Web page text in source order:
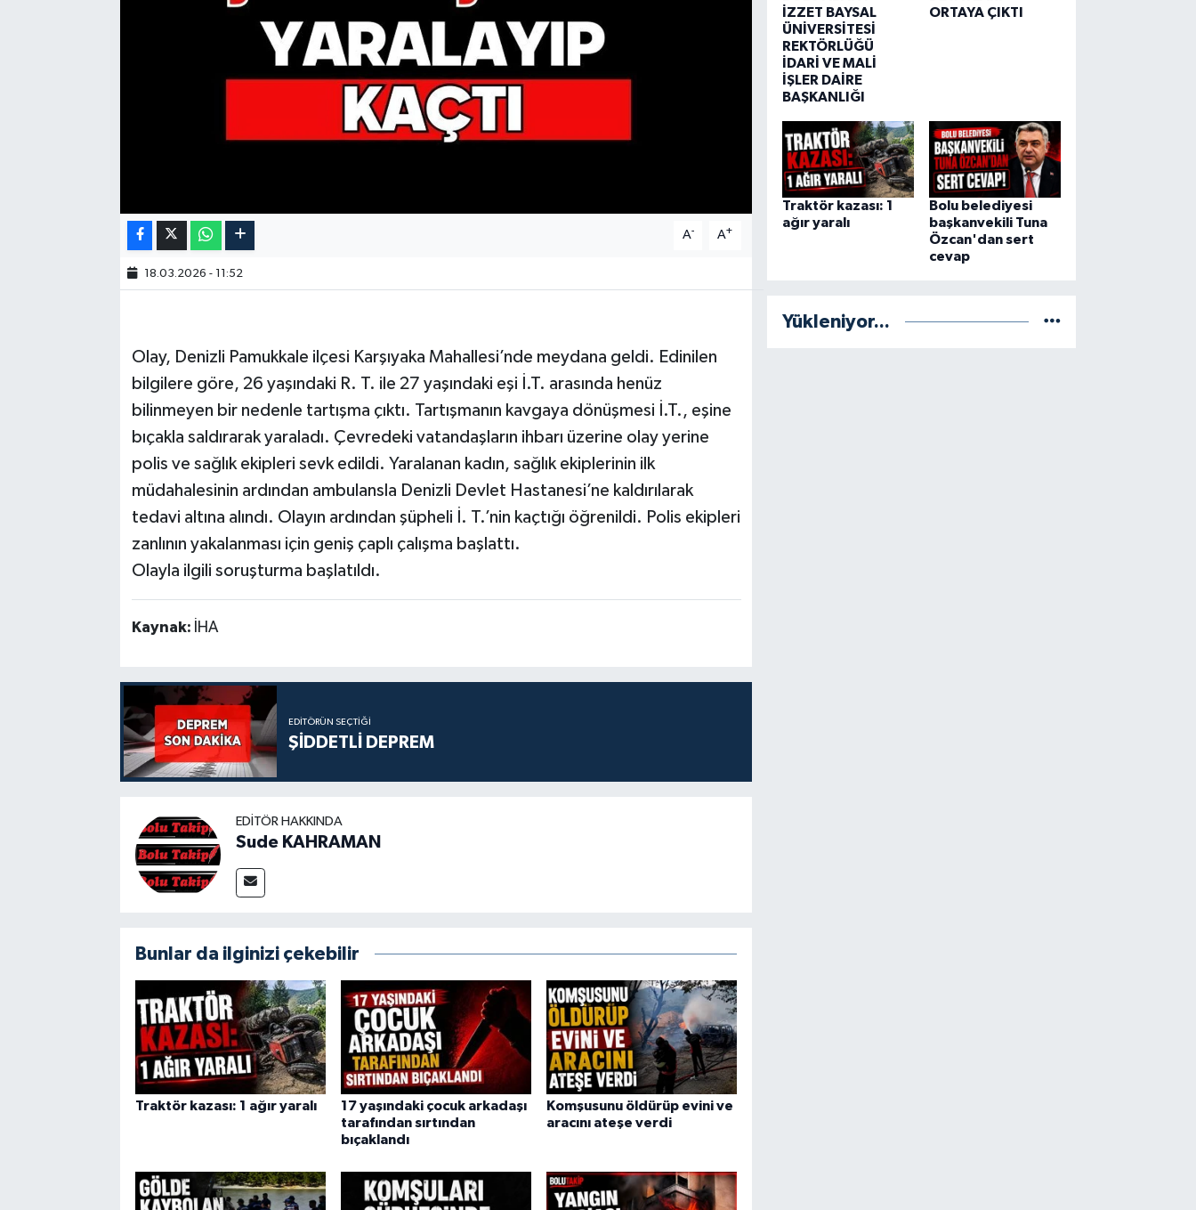
A- A+
18.03.2026 - 11:52
Olay, Denizli Pamukkale ilçesi Karşıyaka Mahallesi’nde meydana geldi. Edinilen
bilgilere göre, 26 yaşındaki R. T. ile 27 yaşındaki eşi İ.T. arasında henüz
bilinmeyen bir nedenle tartışma çıktı. Tartışmanın kavgaya dönüşmesi İ.T., eşine
bıçakla saldırarak yaraladı. Çevredeki vatandaşların ihbarı üzerine olay yerine
polis ve sağlık ekipleri sevk edildi. Yaralanan kadın, sağlık ekiplerinin ilk
müdahalesinin ardından ambulansla Denizli Devlet Hastanesi’ne kaldırılarak
tedavi altına alındı. Olayın ardından şüpheli İ. T.’nin kaçtığı öğrenildi. Polis ekipleri
zanlının yakalanması için geniş çaplı çalışma başlattı.
Olayla ilgili soruşturma başlatıldı.
Kaynak: İHA
EDITÖRÜN SEÇTIĞI
ŞİDDETLİ DEPREM
EDITÖR HAKKINDA
Sude KAHRAMAN
Bunlar da ilginizi çekebilir
Traktör kazası: 1 ağır yaralı
17 yaşındaki çocuk arkadaşı
tarafından sırtından
bıçaklandı
Komşusunu öldürüp evini ve
aracını ateşe verdi
İZZET BAYSAL
ÜNİVERSİTESİ
REKTÖRLÜĞÜ
İDARİ VE MALİ
İŞLER DAİRE
BAŞKANLIĞI
ORTAYA ÇIKTI
Traktör kazası: 1
ağır yaralı
Bolu belediyesi
başkanvekili Tuna
Özcan'dan sert
cevap
Yükleniyor...